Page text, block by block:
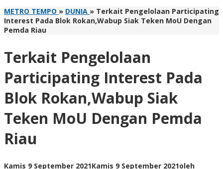
METRO TEMPO » DUNIA » Terkait Pengelolaan Participating
Interest Pada Blok Rokan,Wabup Siak Teken MoU Dengan
Pemda Riau
Terkait Pengelolaan
Participating Interest Pada
Blok Rokan,Wabup Siak
Teken MoU Dengan Pemda
Riau
Kamis 9 September 2021Kamis 9 September 2021oleh